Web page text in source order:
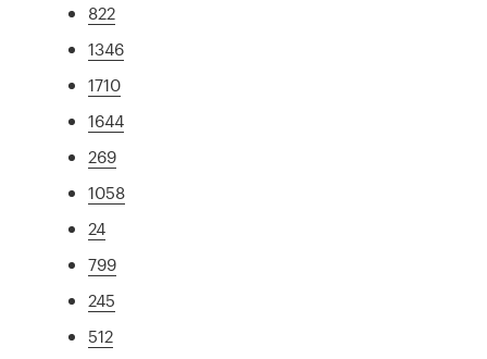
822
1346
1710
1644
269
1058
24
799
245
512